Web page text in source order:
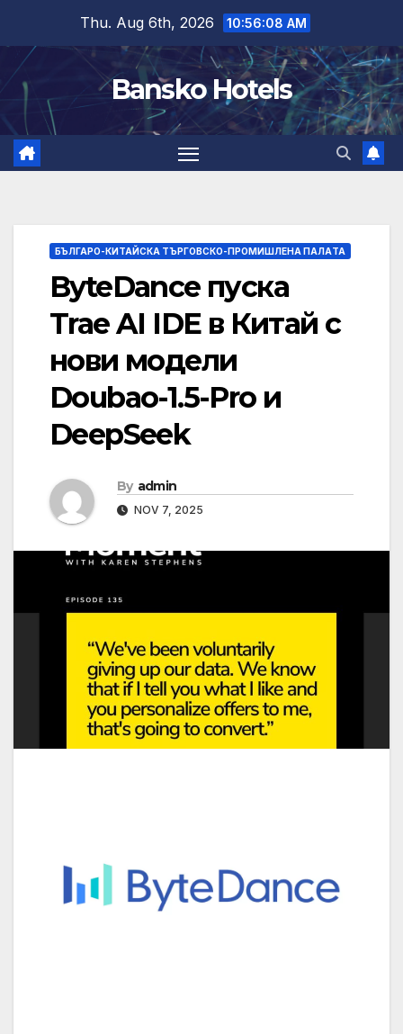
content
Thu. Aug 6th, 2026 10:56:09 AM
Bansko Hotels
БЪЛГАРО-КИТАЙСКА ТЪРГОВСКО-ПРОМИШЛЕНА ПАЛAТА
ByteDance пуска
Trae AI IDE в Китай с
нови модели
Doubao-1.5-Pro и
DeepSeek
By admin
NOV 7, 2025